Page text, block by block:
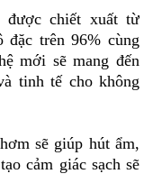
được chiết xuất từ
đặc trên 96% cùng
mới sẽ mang đến
tinh tế cho không
sẽ giúp hút ẩm,
cảm giác sạch sẽ